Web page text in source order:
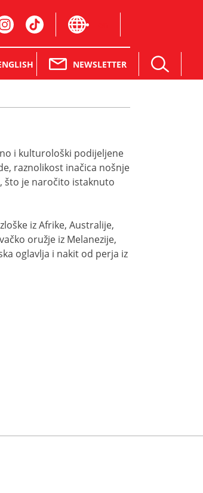
NEWSLETTER
i kulturološki podijeljene
raznolikost inačica nošnje
što je naročito istaknuto
iz Afrike, Australije,
oružje iz Melanezije,
oglavlja i nakit od perja iz